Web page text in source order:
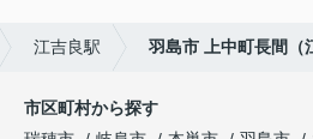
江吉良駅 羽島市 上中町長間（
市区町村から探す